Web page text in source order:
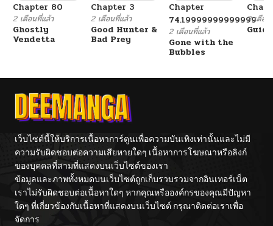
Chapter 80
2 เดือนที่แล้ว
Ghostly
Vendetta
Chapter 3
2 เดือนที่แล้ว
Good Hunter &
Bad Prey
Chapter
74.19999999999999
2 เดือนที่แล้ว
Gone with the
Bubbles
2 เดือน
เว็บไซต์นี้ให้บริการเนื้อหาการ์ตูนเพื่อความบันเทิงเท่านั้นและไม่มี
ความรับผิดชอบต่อความเสียหายใดๆ เนื้อหาการโฆษณาหรือลิงก์
ของบุคคลที่สามที่แสดงบนเว็บไซต์ของเรา
ข้อมูลและภาพทั้งหมดบนเว็บไซต์ถูกเก็บรวบรวมจากอินเทอร์เน็ต
เราไม่รับผิดชอบต่อเนื้อหาใดๆ หากคุณหรือองค์กรของคุณมีปัญหา
ใดๆ ที่เกี่ยวข้องกับเนื้อหาที่แสดงบนเว็บไซต์ กรุณาติดต่อเราเพื่อ
จัดการ